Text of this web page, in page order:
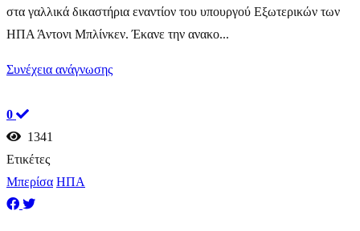
στα γαλλικά δικαστήρια εναντίον του υπουργού Εξωτερικών των
ΗΠΑ Άντονι Μπλίνκεν. Έκανε την ανακο...
Συνέχεια ανάγνωσης
0
1341
Ετικέτες
Μπερίσα ΗΠΑ